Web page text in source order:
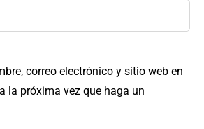
correo electrónico y sitio web en
la próxima vez que haga un